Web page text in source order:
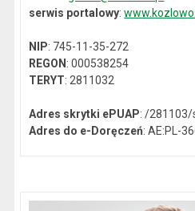
serwis portalowy:
NIP: 745-11-35-272
REGON: 000538254
TERYT: 2811032
Adres skrytki ePUAP: /281103/
Adres do e-Doręczeń: AE:PL-